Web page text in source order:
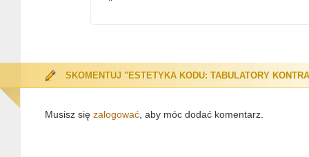
SKOMENTUJ "ESTETYKA KODU: TABULATORY
Musisz się zalogować , aby móc dodać komentarz.